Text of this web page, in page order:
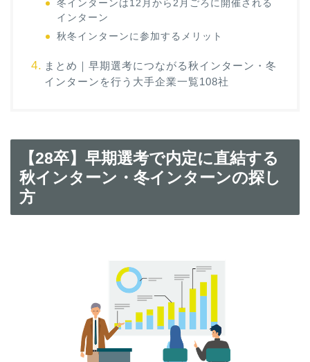
冬インターンは12月から2月ごろに開催される
インターン
秋冬インターンに参加するメリット
まとめ｜早期選考につながる秋インターン・冬
インターンを行う大手企業一覧108社
【28卒】早期選考で内定に直結する
秋インターン・冬インターンの探し
方